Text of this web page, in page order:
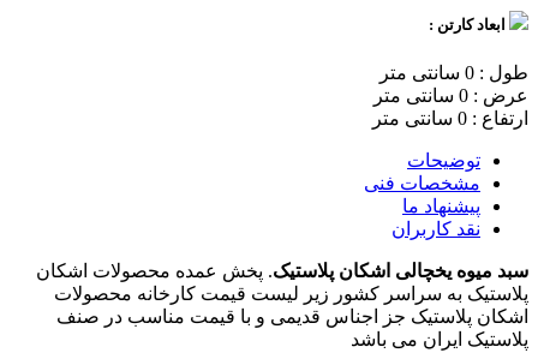
ابعاد کارتن :
طول : 0 سانتی متر
عرض : 0 سانتی متر
ارتفاع : 0 سانتی متر
توضیحات
مشخصات فنی
پیشنهاد ما
نقد کاربران
سبد میوه یخچالی اشکان پلاستیک. پخش عمده محصولات اشکان
پلاستیک به سراسر کشور زیر لیست قیمت کارخانه محصولات
اشکان پلاستیک جز اجناس قدیمی و با قیمت مناسب در صنف
پلاستیک ایران می باشد